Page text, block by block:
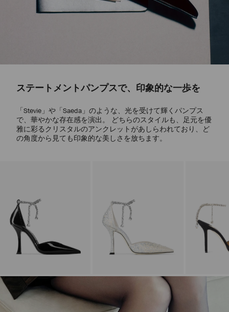
ステートメントパンプスで、印象的な一歩を
「Stevie」や「Saeda」のような、光を受けて輝くパンプス
で、華やかな存在感を演出。 どちらのスタイルも、足元を優
雅に彩るクリスタルのアンクレットがあしらわれており、ど
の角度から見ても印象的な美しさを放ちます。